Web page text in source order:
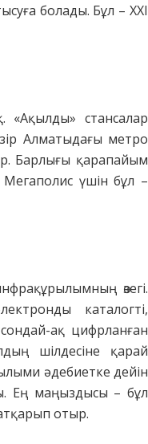
болады. Бұл – XXI
«Ақылды» стансалар
Алматыдағы метро
Барлығы қарапайым
Мегаполис үшін бұл –
өзегі.
каталогті,
ақ цифрланған
шілдесіне қарай
әдебиетке дейін
Ең маңыздысы – бұл
отыр.